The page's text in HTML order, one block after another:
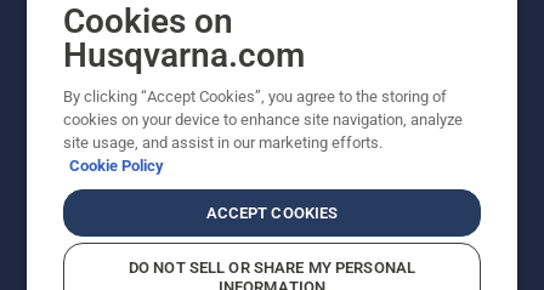
© „Husqvarna AB“ (leid). Visos teisės priklauso autoriui.
Nurodoma rekomenduojama mažmeninė kaina (RMK),
įskaitant PVM. RMK yra kaina, už kurią gamintojas
rekomenduoja pardavėjui parduoti prekę. UAB
Cookies on
Husqvarna.com
By clicking “Accept Cookies”, you agree to the storing of
cookies on your device to enhance site navigation, analyze
site usage, and assist in our marketing efforts.
Cookie Policy
ACCEPT COOKIES
DO NOT SELL OR SHARE MY PERSONAL